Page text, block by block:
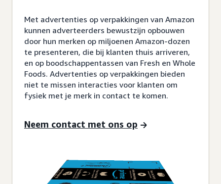
Met advertenties op verpakkingen van Amazon
kunnen adverteerders bewustzijn opbouwen
door hun merken op miljoenen Amazon-dozen
te presenteren, die bij klanten thuis arriveren,
en op boodschappentassen van Fresh en Whole
Foods. Advertenties op verpakkingen bieden
niet te missen interacties voor klanten om
fysiek met je merk in contact te komen.
Neem contact met ons op